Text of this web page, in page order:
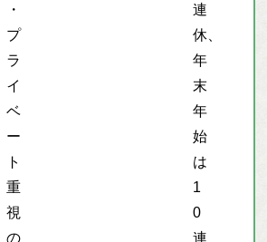
・
プ
ラ
イ
ベ
ー
ト
重
視
の
連
休、
年
末
年
始
は
1
0
連